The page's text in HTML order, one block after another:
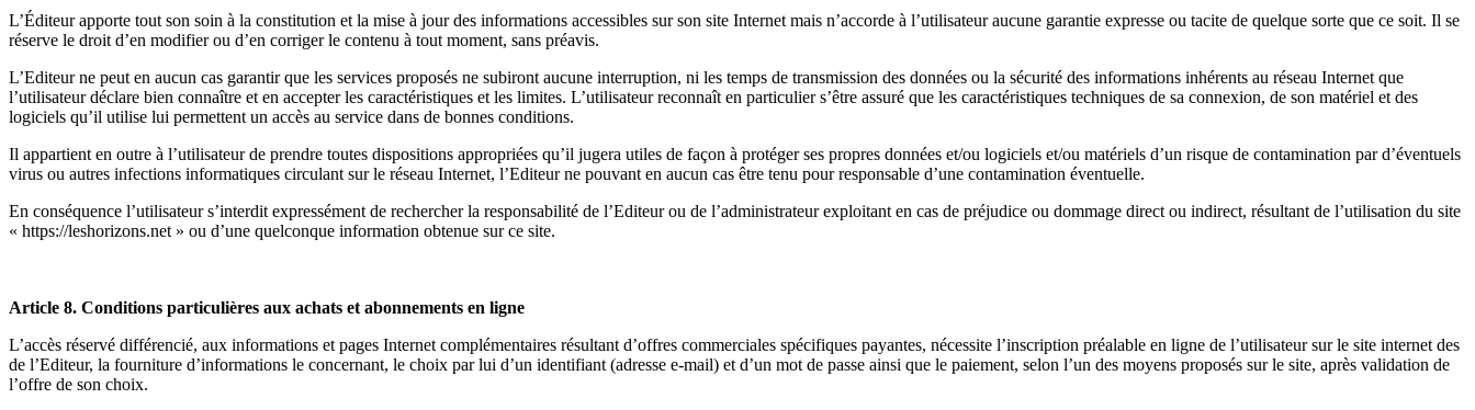
L’Éditeur apporte tout son soin à la constitution et la mise à jour des informations accessibles sur son site Internet mais n’accorde à l’utilisateur aucune garantie expresse ou tacite de quelque sorte que ce soit. Il se
réserve le droit d’en modifier ou d’en corriger le contenu à tout moment, sans préavis.
L’Editeur ne peut en aucun cas garantir que les services proposés ne subiront aucune interruption, ni les temps de transmission des données ou la sécurité des informations inhérents au réseau Internet que
l’utilisateur déclare bien connaître et en accepter les caractéristiques et les limites. L’utilisateur reconnaît en particulier s’être assuré que les caractéristiques techniques de sa connexion, de son matériel et des
logiciels qu’il utilise lui permettent un accès au service dans de bonnes conditions.
Il appartient en outre à l’utilisateur de prendre toutes dispositions appropriées qu’il jugera utiles de façon à protéger ses propres données et/ou logiciels et/ou matériels d’un risque de contamination par d’éventuels
virus ou autres infections informatiques circulant sur le réseau Internet, l’Editeur ne pouvant en aucun cas être tenu pour responsable d’une contamination éventuelle.
En conséquence l’utilisateur s’interdit expressément de rechercher la responsabilité de l’Editeur ou de l’administrateur exploitant en cas de préjudice ou dommage direct ou indirect, résultant de l’utilisation du site
« https://leshorizons.net » ou d’une quelconque information obtenue sur ce site.
Article 8. Conditions particulières aux achats et abonnements en ligne
L’accès réservé différencié, aux informations et pages Internet complémentaires résultant d’offres commerciales spécifiques payantes, nécessite l’inscription préalable en ligne de l’utilisateur sur le site internet des
de l’Editeur, la fourniture d’informations le concernant, le choix par lui d’un identifiant (adresse e-mail) et d’un mot de passe ainsi que le paiement, selon l’un des moyens proposés sur le site, après validation de
l’offre de son choix.